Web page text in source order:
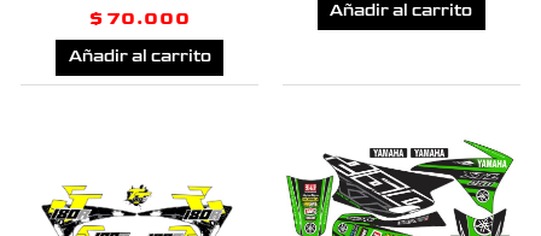
$ 70.000
Añadir al carrito
Añadir al carrito
producto